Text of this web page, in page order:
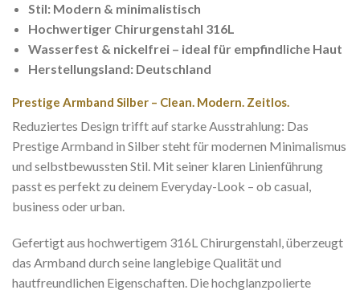
Stil: Modern & minimalistisch
Hochwertiger Chirurgenstahl 316L
Wasserfest & nickelfrei – ideal für empfindliche Haut
Herstellungsland: Deutschland
Prestige Armband Silber – Clean. Modern. Zeitlos.
Reduziertes Design trifft auf starke Ausstrahlung: Das
Prestige Armband in Silber steht für modernen Minimalismus
und selbstbewussten Stil. Mit seiner klaren Linienführung
passt es perfekt zu deinem Everyday-Look – ob casual,
business oder urban.
Gefertigt aus hochwertigem 316L Chirurgenstahl, überzeugt
das Armband durch seine langlebige Qualität und
hautfreundlichen Eigenschaften. Die hochglanzpolierte